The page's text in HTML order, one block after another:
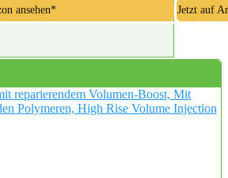
ansehen* Jetzt auf
reparierendem Volumen-Boost, Mit
Polymeren, High Rise Volume Injection